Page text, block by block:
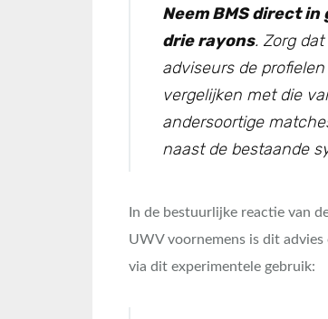
Neem BMS direct
drie rayons. Zorg
adviseurs de
vergelijken met die
andersoortige
naast de bestaande
In de bestuurlijke reactie van
UWV voornemens is dit
via dit experimentele gebruik: